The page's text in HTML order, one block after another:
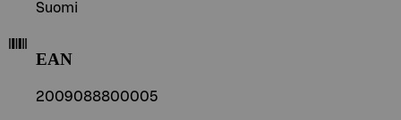
Suomi
EAN
2009088800005